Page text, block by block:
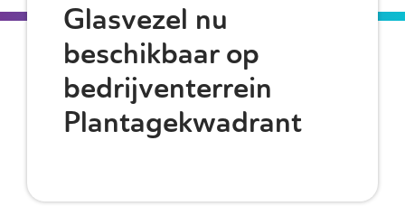
Glasvezel nu
beschikbaar op
bedrijventerrein
Plantagekwadrant